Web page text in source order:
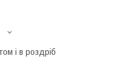
і в роздріб